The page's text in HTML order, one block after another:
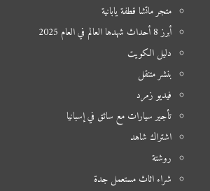
متجر ماتشا قطفة يابانية
أبرز 8 أحداث شهدها العالم في العام 2025
دليل الكويت
بنشر متنقل
فيديو زمرد
تأجير سيارات مع سائق في إسبانيا
اشتراك شاهد
روشتة
شراء اثاث مستعمل جدة